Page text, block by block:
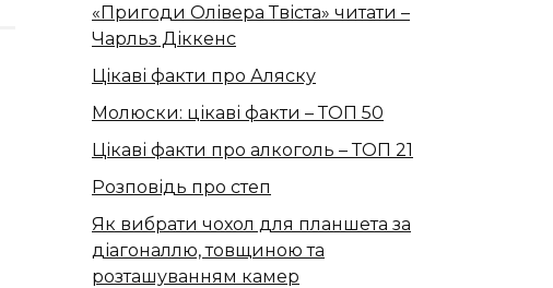
«Пригоди Олівера Твіста» читати –
Чарльз Діккенс
Цікаві факти про Аляску
Молюски: цікаві факти – ТОП 50
Цікаві факти про алкоголь – ТОП 21
Розповідь про степ
Як вибрати чохол для планшета за
діагоналлю, товщиною та
розташуванням камер